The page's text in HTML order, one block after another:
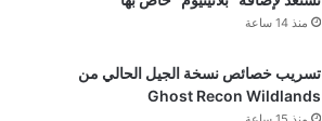
منذ 14 ساعة
تسريب خصائص نسخة الجيل الحالي من
Ghost Recon Wildlands